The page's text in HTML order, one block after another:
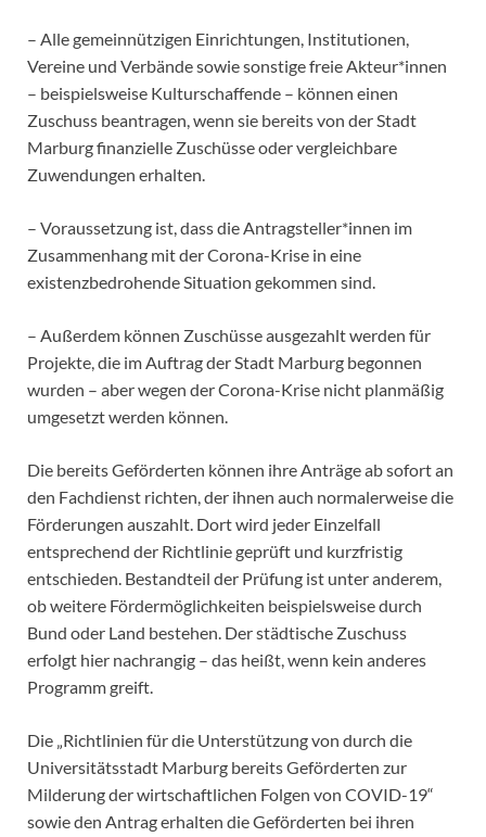
– Alle gemeinnützigen Einrichtungen, Institutionen,
Vereine und Verbände sowie sonstige freie Akteur*innen
– beispielsweise Kulturschaffende – können einen
Zuschuss beantragen, wenn sie bereits von der Stadt
Marburg finanzielle Zuschüsse oder vergleichbare
Zuwendungen erhalten.
– Voraussetzung ist, dass die Antragsteller*innen im
Zusammenhang mit der Corona-Krise in eine
existenzbedrohende Situation gekommen sind.
– Außerdem können Zuschüsse ausgezahlt werden für
Projekte, die im Auftrag der Stadt Marburg begonnen
wurden – aber wegen der Corona-Krise nicht planmäßig
umgesetzt werden können.
Die bereits Geförderten können ihre Anträge ab sofort an
den Fachdienst richten, der ihnen auch normalerweise die
Förderungen auszahlt. Dort wird jeder Einzelfall
entsprechend der Richtlinie geprüft und kurzfristig
entschieden. Bestandteil der Prüfung ist unter anderem,
ob weitere Fördermöglichkeiten beispielsweise durch
Bund oder Land bestehen. Der städtische Zuschuss
erfolgt hier nachrangig – das heißt, wenn kein anderes
Programm greift.
Die „Richtlinien für die Unterstützung von durch die
Universitätsstadt Marburg bereits Geförderten zur
Milderung der wirtschaftlichen Folgen von COVID-19“
sowie den Antrag erhalten die Geförderten bei ihren